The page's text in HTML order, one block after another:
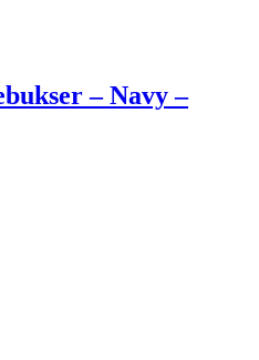
– Navy –